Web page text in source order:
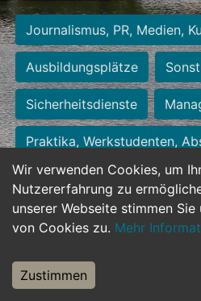
Wir verwenden Cookies, um
Nutzererfahrung zu
unserer Webseite stimmen
von Cookies zu. Mehr
Zustimmen
Journalismus, PR, Medien,
Ausbildungsplätze
Sicherheitsdienste
Praktika, Werkstudenten,
Personalwesen
Hilfskräfte, Aushilfs- und
Weiterbildung, Studium,